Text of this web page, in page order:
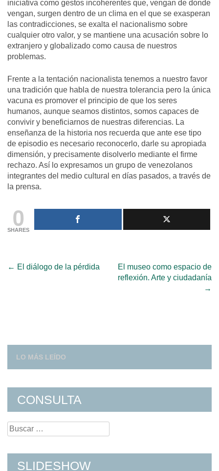
iniciativa como gestos incoherentes que, vengan de donde
vengan, surgen dentro de un clima en el que se exasperan
las contradicciones, se exalta el nacionalismo sobre
cualquier otro valor, y se mantiene una acusación sobre lo
extranjero y globalizado como causa de nuestros
problemas.
Frente a la tentación nacionalista tenemos a nuestro favor
una tradición que habla de nuestra tolerancia pero la única
vacuna es promover el principio de que los seres
humanos, aunque seamos distintos, somos capaces de
convivir y beneficiarnos de nuestras diferencias. La
enseñanza de la historia nos recuerda que ante ese tipo
de episodio es necesario reconocerlo, darle su apropiada
dimensión, y precisamente disolverlo mediante el firme
rechazo. Así lo expresamos un grupo de venezolanos
integrantes del medio cultural en días pasados, a través de
la prensa.
0
SHARES
Post
← El diálogo de la pérdida
El museo como espacio de
reflexión. Arte y ciudadanía
→
LO MÁS LEÍDO
CONSULTA
Search
for:
SLIDESHOW